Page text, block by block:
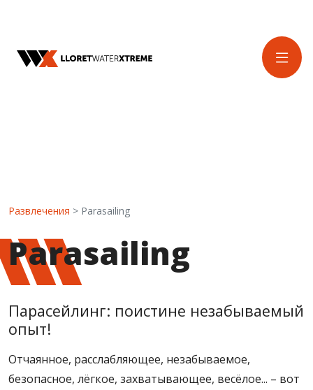
Развлечения > Parasailing
Parasailing
Парасейлинг: поистине незабываемый
опыт!
Отчаянное, расслабляющее, незабываемое,
безопасное, лёгкое, захватывающее, весёлое... – вот